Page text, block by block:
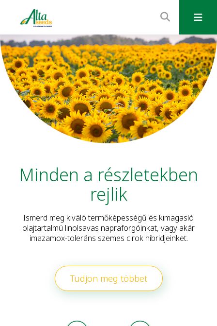
Minden a részletekben
rejlik
Ismerd meg kiváló termőképességű és kimagasló
olajtartalmú linolsavas napraforgóinkat, vagy akár
imazamox-toleráns szemes cirok hibridjeinket.
Tudjon meg többet